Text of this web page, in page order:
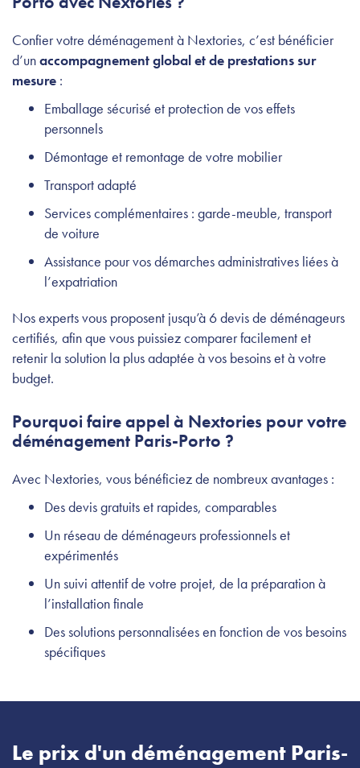
Confier votre déménagement à Nextories, c’est bénéficier
d’unaccompagnement global et de prestations sur
mesure :
Emballage sécurisé et protection de vos effets
personnels
Démontage et remontage de votre mobilier
Transport adapté
Services complémentaires : garde-meuble, transport
de voiture
Assistance pour vos démarches administratives liées à
l’expatriation
Nos experts vous proposent jusqu’à 6 devis de déménageurs
certifiés, afin que vous puissiez comparer facilement et
retenir la solution la plus adaptée à vos besoins et à votre
budget.
Pourquoi faire appel à Nextories pour votre
déménagement Paris-Porto ?
Avec Nextories, vous bénéficiez de nombreux avantages :
Des devis gratuits et rapides, comparables
Un réseau de déménageurs professionnels et
expérimentés
Un suivi attentif de votre projet, de la préparation à
l’installation finale
Des solutions personnalisées en fonction de vos besoins
spécifiques
Le prix d'un déménagement Paris-